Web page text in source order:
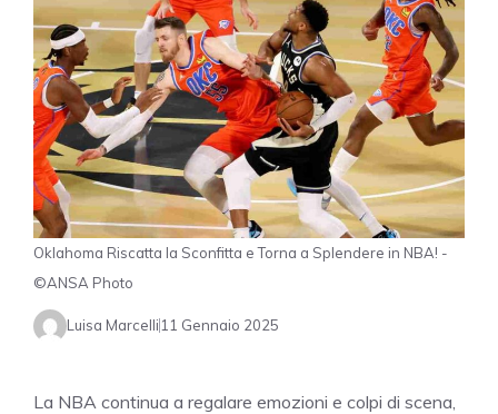
Oklahoma Riscatta la Sconfitta e Torna a Splendere in NBA! -
©ANSA Photo
Luisa Marcelli11 Gennaio 2025
La NBA continua a regalare emozioni e colpi di scena,